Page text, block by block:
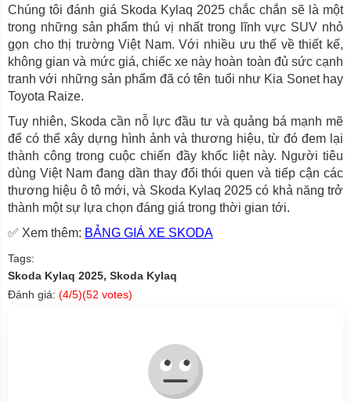
Chúng tôi đánh giá Skoda Kylaq 2025 chắc chắn sẽ là một
trong những sản phẩm thú vị nhất trong lĩnh vực SUV nhỏ
gọn cho thị trường Việt Nam. Với nhiều ưu thế về thiết kế,
không gian và mức giá, chiếc xe này hoàn toàn đủ sức cạnh
tranh với những sản phẩm đã có tên tuổi như Kia Sonet hay
Toyota Raize.
Tuy nhiên, Skoda cần nỗ lực đầu tư và quảng bá mạnh mẽ
để có thể xây dựng hình ảnh và thương hiệu, từ đó đem lại
thành công trong cuộc chiến đầy khốc liệt này. Người tiêu
dùng Việt Nam đang dần thay đổi thói quen và tiếp cận các
thương hiệu ô tô mới, và Skoda Kylaq 2025 có khả năng trở
thành một sự lựa chọn đáng giá trong thời gian tới.
✅ Xem thêm: BẢNG GIÁ XE SKODA
Tags:
Skoda Kylaq 2025, Skoda Kylaq
Đánh giá: (4/5)(52 votes)